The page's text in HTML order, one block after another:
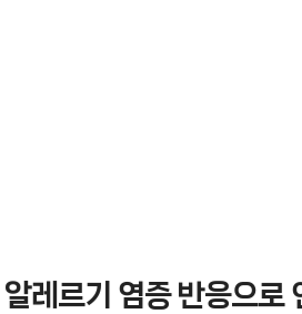
알레르기 염증 반응으로